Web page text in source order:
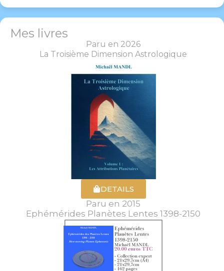
Mes livres
Paru en 2026
La Troisième Dimension Astrologique
DETAILS
Paru en 2015
Ephémérides Planètes Lentes 1398-2150